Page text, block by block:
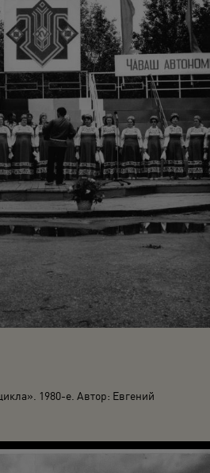
1980-е. Автор: Евгений